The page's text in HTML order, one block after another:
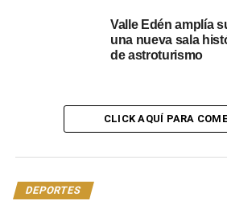
fondo de la tabla
NO SE PIERDA
llegó a Tacuarembó
Valle Edén amplía
una nueva sala
de astroturismo
CLICK AQUÍ PARA
DEPORTES